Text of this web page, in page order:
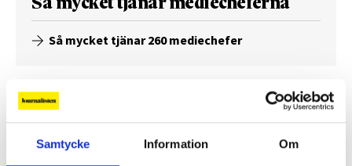
Samtycke Information Om
Så mycket tjänar mediecheferna
Så mycket tjänar 260 mediechefer